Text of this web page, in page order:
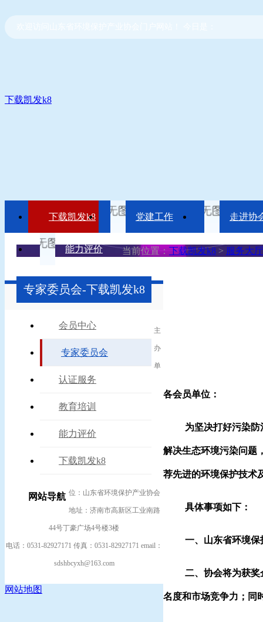
下载凯发k8
下载凯发k8 党建工作 走进协
能力评价 当前位置： 下载凯发k8 > 服务大厅
专家委员会-下载凯发k8
会员中心
专家委员会
认证服务
教育培训
能力评价
下载凯发k8
各会员单位：
为坚决打好污染
解决生态环境污染问题
荐先进的环境保护技术
具体事项如下：
一、山东
二、协会将为获
名度和市场竞争力；同
网站导航
主
办
单
位：山东省环境保护产业协会
地址：济南市高新区工业南路
44号丁豪广场4号楼3楼
电话：0531-82927171 传真：0531-82927171 email：
sdshbcyxh@163.com
网站地图